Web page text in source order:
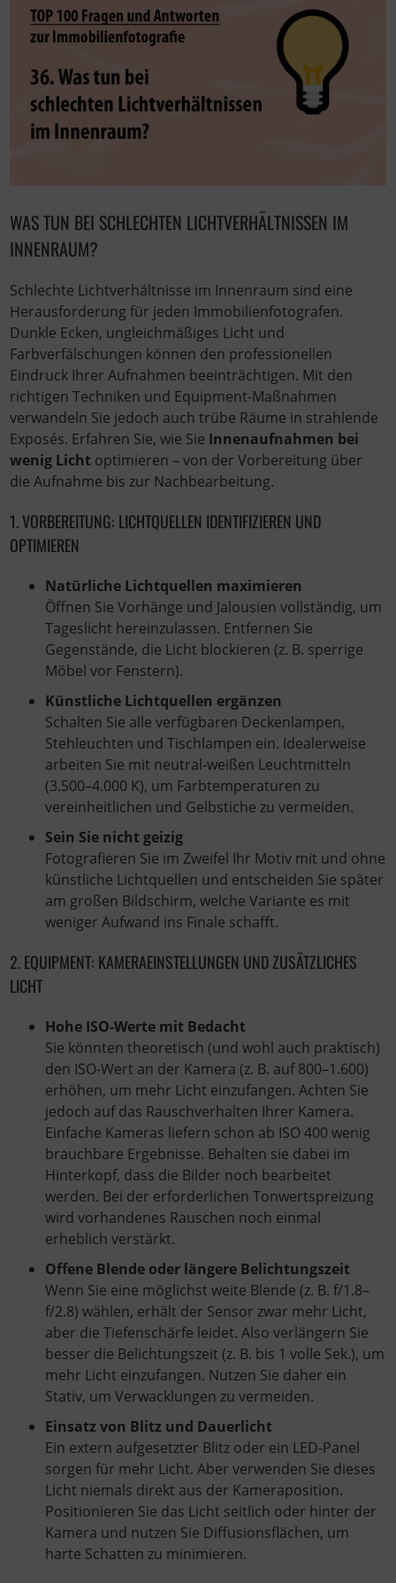
WAS TUN BEI SCHLECHTEN LICHTVERHÄLTNISSEN IM
INNENRAUM?
Schlechte Lichtverhältnisse im Innenraum sind eine
Herausforderung für jeden Immobilienfotografen.
Dunkle Ecken, ungleichmäßiges Licht und
Farbverfälschungen können den professionellen
Eindruck Ihrer Aufnahmen beeinträchtigen. Mit den
richtigen Techniken und Equipment-Maßnahmen
verwandeln Sie jedoch auch trübe Räume in strahlende
Exposés. Erfahren Sie, wie Sie Innenaufnahmen bei
wenig Licht optimieren – von der Vorbereitung über
die Aufnahme bis zur Nachbearbeitung.
1. VORBEREITUNG: LICHTQUELLEN IDENTIFIZIEREN UND
OPTIMIEREN
Natürliche Lichtquellen maximieren
Öffnen Sie Vorhänge und Jalousien vollständig, um
Tageslicht hereinzulassen. Entfernen Sie
Gegenstände, die Licht blockieren (z. B. sperrige
Möbel vor Fenstern).
Künstliche Lichtquellen ergänzen
Schalten Sie alle verfügbaren Deckenlampen,
Stehleuchten und Tischlampen ein. Idealerweise
arbeiten Sie mit neutral-weißen Leuchtmitteln
(3.500–4.000 K), um Farbtemperaturen zu
vereinheitlichen und Gelbstiche zu vermeiden.
Sein Sie nicht geizig
Fotografieren Sie im Zweifel Ihr Motiv mit und ohne
künstliche Lichtquellen und entscheiden Sie später
am großen Bildschirm, welche Variante es mit
weniger Aufwand ins Finale schafft.
2. EQUIPMENT: KAMERAEINSTELLUNGEN UND ZUSÄTZLICHES
LICHT
Hohe ISO-Werte mit Bedacht
Sie könnten theoretisch (und wohl auch praktisch)
den ISO-Wert an der Kamera (z. B. auf 800–1.600)
erhöhen, um mehr Licht einzufangen. Achten Sie
jedoch auf das Rauschverhalten Ihrer Kamera.
Einfache Kameras liefern schon ab ISO 400 wenig
brauchbare Ergebnisse. Behalten sie dabei im
Hinterkopf, dass die Bilder noch bearbeitet
werden. Bei der erforderlichen Tonwertspreizung
wird vorhandenes Rauschen noch einmal
erheblich verstärkt.
Offene Blende oder längere Belichtungszeit
Wenn Sie eine möglichst weite Blende (z. B. f/1.8–
f/2.8) wählen, erhält der Sensor zwar mehr Licht,
aber die Tiefenschärfe leidet. Also verlängern Sie
besser die Belichtungszeit (z. B. bis 1 volle Sek.), um
mehr Licht einzufangen. Nutzen Sie daher ein
Stativ, um Verwacklungen zu vermeiden.
Einsatz von Blitz und Dauerlicht
Ein extern aufgesetzter Blitz oder ein LED-Panel
sorgen für mehr Licht. Aber verwenden Sie dieses
Licht niemals direkt aus der Kameraposition.
Positionieren Sie das Licht seitlich oder hinter der
Kamera und nutzen Sie Diffusionsflächen, um
harte Schatten zu minimieren.